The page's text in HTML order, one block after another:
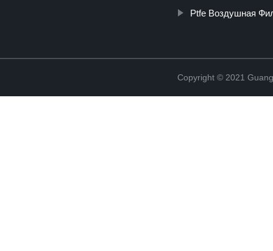
Ptfe Воздушная
Copyright © 2021